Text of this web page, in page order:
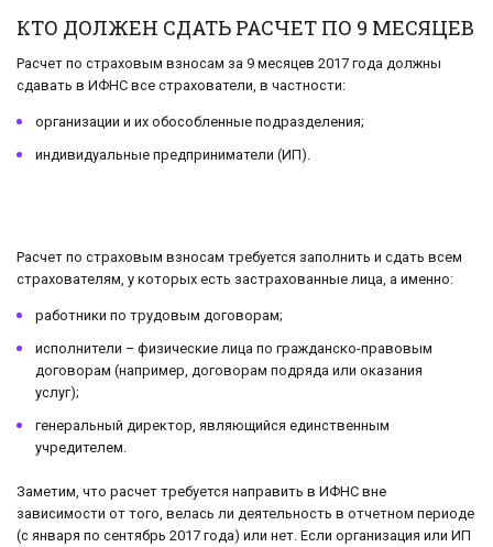
КТО ДОЛЖЕН СДАТЬ РАСЧЕТ ПО 9 МЕСЯЦЕВ
Расчет по страховым взносам за 9 месяцев 2017 года должны
сдавать в ИФНС все страхователи, в частности:
организации и их обособленные подразделения;
индивидуальные предприниматели (ИП).
Расчет по страховым взносам требуется заполнить и сдать всем
страхователям, у которых есть застрахованные лица, а именно:
работники по трудовым договорам;
исполнители – физические лица по гражданско-правовым
договорам (например, договорам подряда или оказания
услуг);
генеральный директор, являющийся единственным
учредителем.
Заметим, что расчет требуется направить в ИФНС вне
зависимости от того, велась ли деятельность в отчетном периоде
(с января по сентябрь 2017 года) или нет. Если организация или ИП